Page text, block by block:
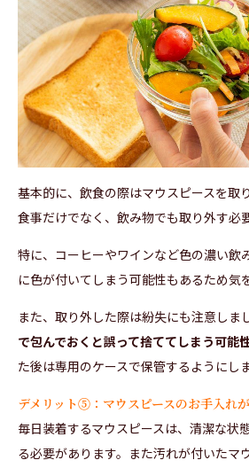
基本的に、飲食の際はマウスピースを取
食事だけでなく、飲み物でも取り外す必
特に、コーヒーやワインなど色の濃い飲
に色が付いてしまう可能性もあるため気
また、取り外した際は紛失にも注意しま
で包んでおくと誤って捨ててしまう可能
た後は専用のケースで保管するようにし
デメリット⑤：マウスピースのお手入れ
毎日装着するマウスピースは、清潔な状
る必要があります。また汚れが付いたマ